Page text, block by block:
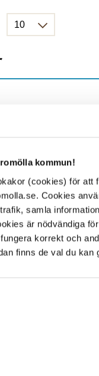
kommun!
(cookies) för att
Cookies
samla
är nödvändiga
korrekt och
finns de val du kan